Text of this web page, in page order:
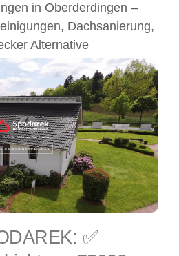
in Oberderdingen –
Dachsanierung,
Alternative
✅